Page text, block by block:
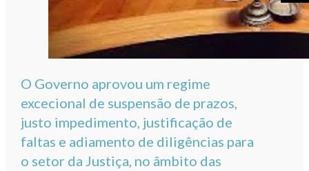
O Governo aprovou um regime
excecional de suspensão de prazos,
justo impedimento, justificação de
faltas e adiamento de diligências para
o setor da Justiça, no âmbito das